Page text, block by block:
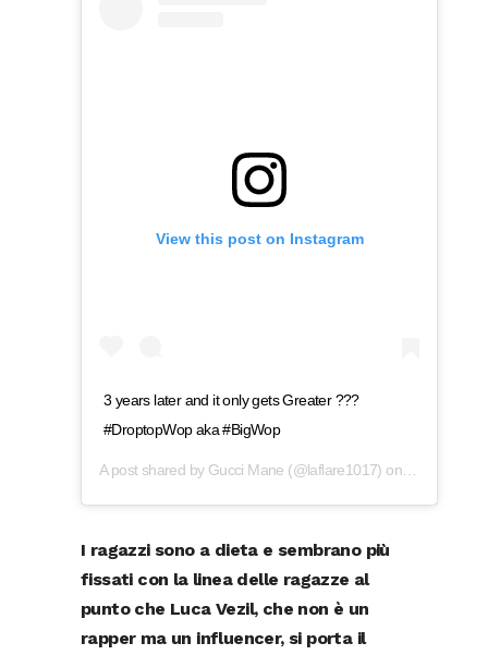
View this post on Instagram
3 years later and it only gets Greater ???
#DroptopWop aka #BigWop
A post shared by Gucci Mane (@laflare1017) on
I ragazzi sono a dieta e sembrano più
fissati con la linea delle ragazze al
punto che Luca Vezil, che non è un
rapper ma un influencer, si porta il